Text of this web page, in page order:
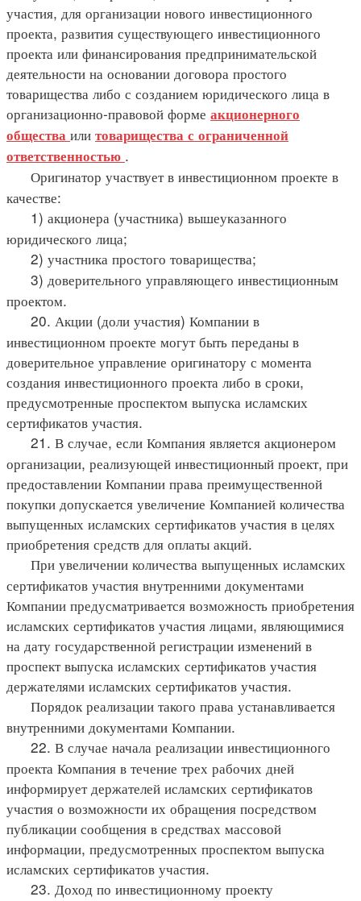
участия, для организации нового инвестиционного
проекта, развития существующего инвестиционного
проекта или финансирования предпринимательской
деятельности на основании договора простого
товарищества либо с созданием юридического лица в
организационно-правовой форме акционерного
общества или товарищества с ограниченной
ответственностью .
Оригинатор участвует в инвестиционном проекте в
качестве:
1) акционера (участника) вышеуказанного
юридического лица;
2) участника простого товарищества;
3) доверительного управляющего инвестиционным
проектом.
20. Акции (доли участия) Компании в
инвестиционном проекте могут быть переданы в
доверительное управление оригинатору с момента
создания инвестиционного проекта либо в сроки,
предусмотренные проспектом выпуска исламских
сертификатов участия.
21. В случае, если Компания является акционером
организации, реализующей инвестиционный проект, при
предоставлении Компании права преимущественной
покупки допускается увеличение Компанией количества
выпущенных исламских сертификатов участия в целях
приобретения средств для оплаты акций.
При увеличении количества выпущенных исламских
сертификатов участия внутренними документами
Компании предусматривается возможность приобретения
исламских сертификатов участия лицами, являющимися
на дату государственной регистрации изменений в
проспект выпуска исламских сертификатов участия
держателями исламских сертификатов участия.
Порядок реализации такого права устанавливается
внутренними документами Компании.
22. В случае начала реализации инвестиционного
проекта Компания в течение трех рабочих дней
информирует держателей исламских сертификатов
участия о возможности их обращения посредством
публикации сообщения в средствах массовой
информации, предусмотренных проспектом выпуска
исламских сертификатов участия.
23. Доход по инвестиционному проекту